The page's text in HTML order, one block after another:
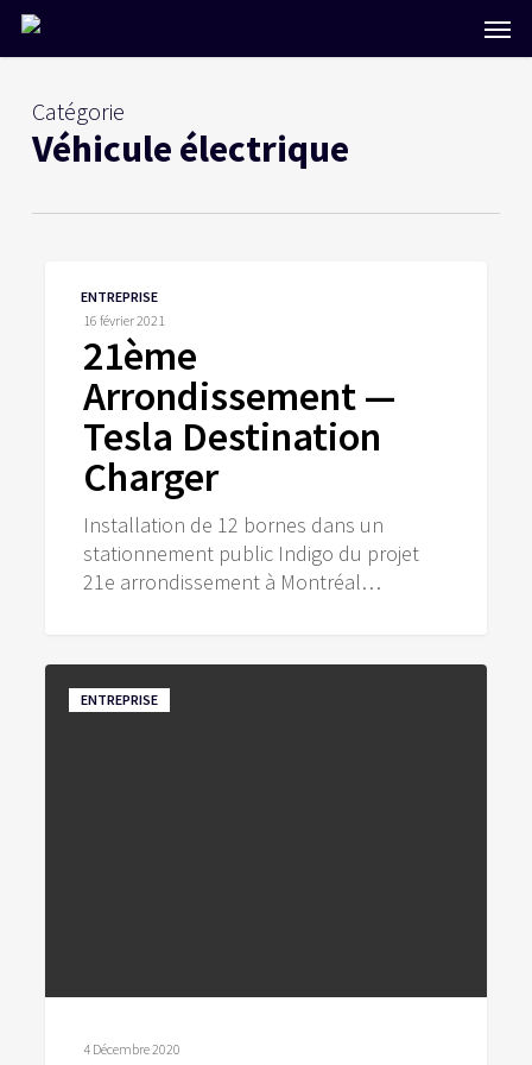
Skip
content
Menu
Catégorie
Véhicule électrique
Arrondissement
Tesla
Destination
Charger
ENTREPRISE
16 février 2021
21ème
Arrondissement —
Tesla Destination
Charger
Installation de 12 bornes dans un
stationnement public Indigo du projet
21e arrondissement à Montréal…
Autobus
LionENTREPRISE
4 Décembre 2020